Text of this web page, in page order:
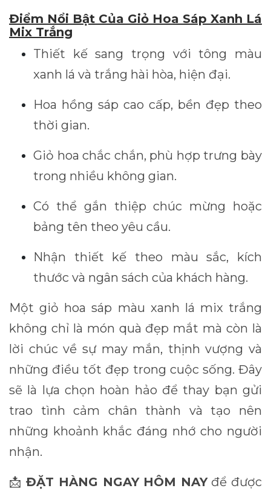
Điểm Nổi Bật Của Giỏ Hoa Sáp Xanh Lá
Mix Trắng
Thiết kế sang trọng với tông màu
xanh lá và trắng hài hòa, hiện đại.
Hoa hồng sáp cao cấp, bền đẹp theo
thời gian.
Giỏ hoa chắc chắn, phù hợp trưng bày
trong nhiều không gian.
Có thể gắn thiệp chúc mừng hoặc
bảng tên theo yêu cầu.
Nhận thiết kế theo màu sắc, kích
thước và ngân sách của khách hàng.
Một giỏ hoa sáp màu xanh lá mix trắng
không chỉ là món quà đẹp mắt mà còn là
lời chúc về sự may mắn, thịnh vượng và
những điều tốt đẹp trong cuộc sống. Đây
sẽ là lựa chọn hoàn hảo để thay bạn gửi
trao tình cảm chân thành và tạo nên
những khoảnh khắc đáng nhớ cho người
nhận.
📩 ĐẶT HÀNG NGAY HÔM NAYđể được